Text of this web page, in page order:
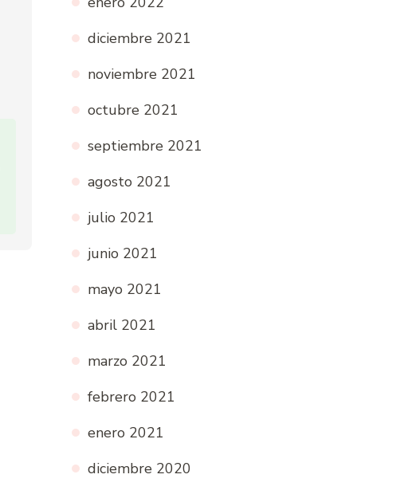
diciembre 2021
noviembre 2021
octubre 2021
septiembre 2021
agosto 2021
julio 2021
junio 2021
mayo 2021
abril 2021
marzo 2021
febrero 2021
enero 2021
diciembre 2020